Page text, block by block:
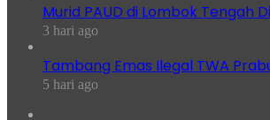
Murid PAUD di Lombok Tengah
3 hari ago
Tambang Emas Ilegal TWA
5 hari ago